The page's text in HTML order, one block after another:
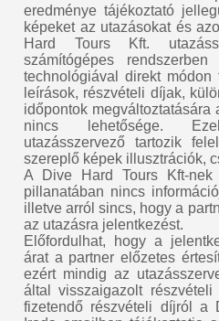
eredménye tájékoztató
képeket az utazásokat és
Hard Tours Kft.
számítógépes
technológiával direkt
leírások, részvételi díjak,
időpontok megváltoztatására
nincs lehetősége.
utazásszervező tartozik
szereplő képek illusztrációk,
A Dive Hard Tours Kft-nek
pillanatában nincs
illetve arról sincs, hogy a
az utazásra jelentkezést.
Előfordulhat, hogy a
árat a partner előzetes
ezért mindig az
által visszaigazolt
fizetendő részvételi díjról a